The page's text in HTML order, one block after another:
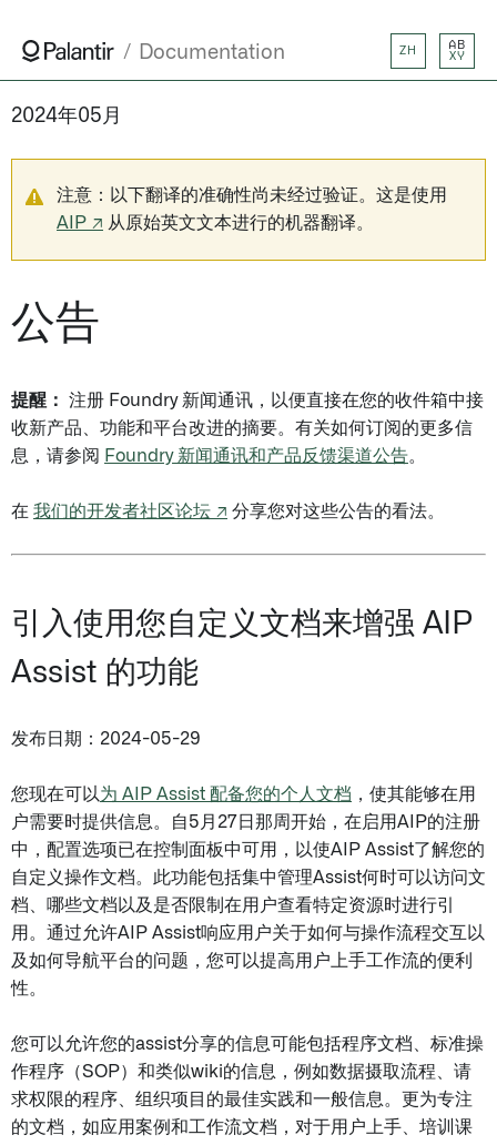
Documentation ZH
AB
XY
2024年05月
注意：以下翻译的准确性尚未经过验证。这是使用
AIP ↗ 从原始英文文本进行的机器翻译。
公告
提醒：
注册 Foundry 新闻通讯，以便直接在您的收件箱中接
收新产品、功能和平台改进的摘要。有关如何订阅的更多信
息，请参阅
Foundry 新闻通讯和产品反馈渠道公告。
在 我们的开发者社区论坛 ↗ 分享您对这些公告的看法。
引入使用您自定义文档来增强 AIP
Assist 的功能
发布日期：2024-05-29
您现在可以为 AIP Assist 配备您的个人文档 ，使其能够在用
户需要时提供信息。自5月27日那周开始，在启用AIP的注册
中，配置选项已在控制面板中可用，以使AIP Assist了解您的
自定义操作文档。此功能包括集中管理Assist何时可以访问文
档、哪些文档以及是否限制在用户查看特定资源时进行引
用。通过允许AIP Assist响应用户关于如何与操作流程交互以
及如何导航平台的问题，您可以提高用户上手工作流的便利
性。
您可以允许您的assist分享的信息可能包括程序文档、标准操
作程序（SOP）和类似wiki的信息，例如数据摄取流程、请
求权限的程序、组织项目的最佳实践和一般信息。更为专注
的文档，如应用案例和工作流文档，对于用户上手、培训课